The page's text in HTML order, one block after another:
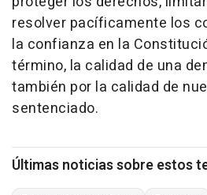
resolver pacíficamente los
la confianza en la
término, la calidad de una
también por la calidad de
sentenciado.
Últimas noticias sobre estos